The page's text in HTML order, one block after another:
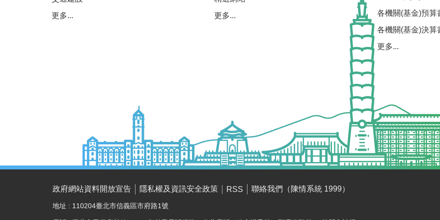
更多...
更多...
各機關(基金)預算
各機關(基金)決算
更多...
政府網站資料開放宣告 隱私權及資訊安全政策 RSS 聯絡我們（陳情系統 1999）
地址 : 110204臺北市信義區市府路1號